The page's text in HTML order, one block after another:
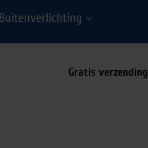
Buitenverlichting
Gratis verzending